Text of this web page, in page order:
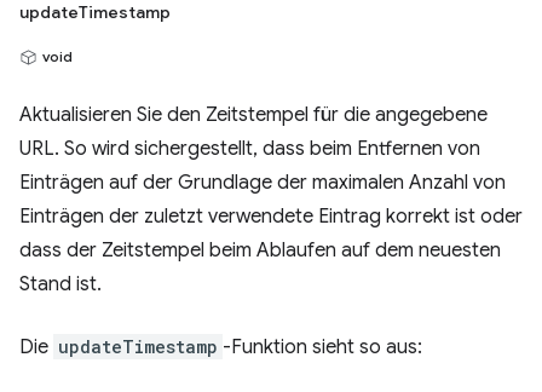
updateTimestamp
void
Aktualisieren Sie den Zeitstempel für die angegebene
URL. So wird sichergestellt, dass beim Entfernen von
Einträgen auf der Grundlage der maximalen Anzahl von
Einträgen der zuletzt verwendete Eintrag korrekt ist oder
dass der Zeitstempel beim Ablaufen auf dem neuesten
Stand ist.
Die updateTimestamp -Funktion sieht so aus: